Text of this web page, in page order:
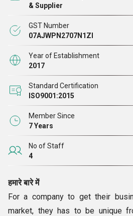
& Supplier
GST Number
07AJWPN2707N1ZI
Year of Establishment
2017
Standard Certification
ISO9001:2015
Member Since
7 Years
No of Staff
4
हमारे बारे में
For a company to get their
market, they has to be unique